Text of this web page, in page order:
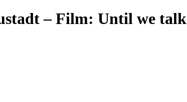
– Film: Until we talk